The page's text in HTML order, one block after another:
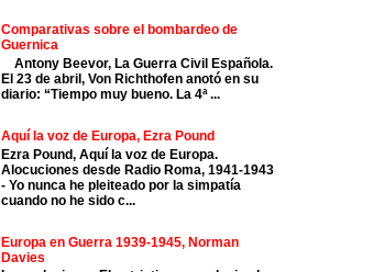
Comparativas sobre el bombardeo de
Guernica
Antony Beevor, La Guerra Civil Española.
El 23 de abril, Von Richthofen anotó en su
diario: “Tiempo muy bueno. La 4ª ...
Aquí la voz de Europa, Ezra Pound
Ezra Pound, Aquí la voz de Europa.
Alocuciones desde Radio Roma, 1941-1943
- Yo nunca he pleiteado por la simpatía
cuando no he sido c...
Europa en Guerra 1939-1945, Norman
Davies